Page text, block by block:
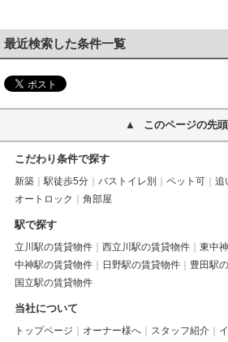
最近検索した条件一覧
このページの先
こだわり条件で探す
新築 駅徒歩5分 バストイレ別 ペット可
追
オートロック
角部屋
駅で探す
立川駅の賃貸物件 西立川駅の賃貸物件
東中
中神駅の賃貸物件
日野駅の賃貸物件
豊田駅
国立駅の賃貸物件
当社について
トップページ オーナー様へ スタッフ紹介